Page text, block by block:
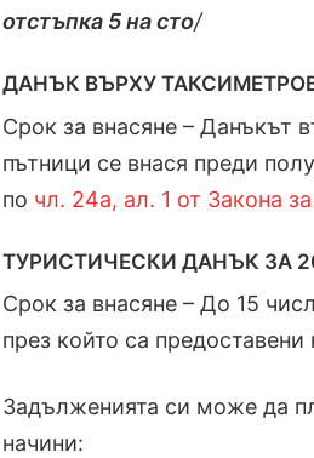
отстъпка 5 на сто/
ДАНЪК ВЪРХУ
Срок за внасяне – Данъкът
пътници се внася преди
по чл. 24а, ал. 1 от Закона
ТУРИСТИЧЕСКИ ДАНЪК ЗА
Срок за внасяне – До 15
през който са
Задълженията си може да
начини: